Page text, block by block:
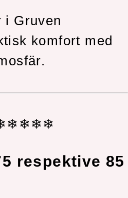
i Gruven
komfort med
respektive 85